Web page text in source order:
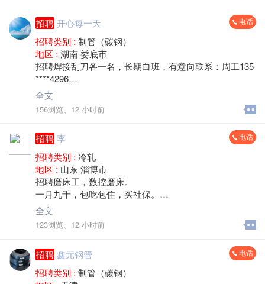
招聘 开心每一天 电话
招聘类别 : 制管（碳钢）
地区 : 湖南 娄底市
招聘焊接刮刀各一名，长期白班，有意向联系：周工135
****4296
地址：湖南省冷水江工资保底7500，加计件包吃住，月
休2天。
全文
156浏览、 12 小时前
招聘 李 电话
招聘类别 : 冷轧
地区 : 山东 淄博市
招聘磨床工，数控磨床。
一月九千，包吃包住，买社保。
公司地址：山东省淄博市临沂朱台镇硕锋不锈钢厂。有
意者电话联系139****0178李，（微信同步）
全文
123浏览、 12 小时前
招聘 鑫元钢管 电话
招聘类别 : 制管（碳钢）